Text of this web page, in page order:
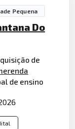
Pequena
Do
de
de ensino